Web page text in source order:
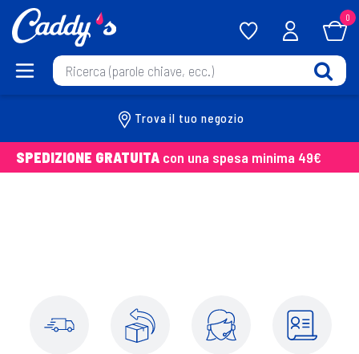
0
Trova il tuo negozio
SPEDIZIONE GRATUITA con una spesa minima 49€